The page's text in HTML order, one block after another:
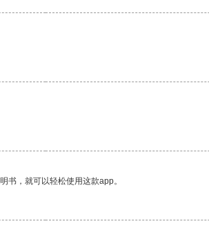
书，就可以轻松使用这款app。